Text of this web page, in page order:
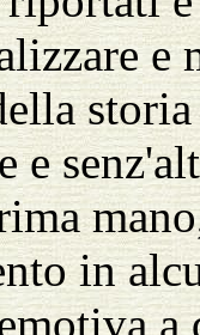
storia
e
in